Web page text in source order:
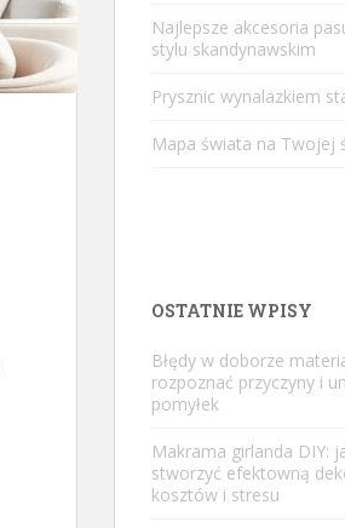
Najlepsze akcesoria
stylu skandynawskim
Prysznic wynalazkiem
Mapa świata na Twojej
OSTATNIE WPISY
Błędy w doborze
rozpoznać przyczyny i
pomyłek
Makrama girlanda DIY:
stworzyć efektowną
kosztów i stresu